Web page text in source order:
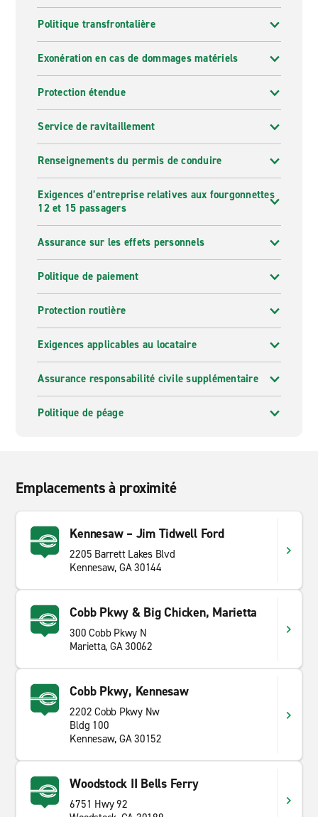
Politique transfrontalière
Exonération en cas de dommages matériels
Protection étendue
Service de ravitaillement
Renseignements du permis de conduire
Exigences d’entreprise relatives aux fourgonnettes
12 et 15 passagers
Assurance sur les effets personnels
Politique de paiement
Protection routière
Exigences applicables au locataire
Assurance responsabilité civile supplémentaire
Politique de péage
Emplacements à proximité
Kennesaw – Jim Tidwell Ford
2205 Barrett Lakes Blvd
Kennesaw, GA 30144
Cobb Pkwy & Big Chicken, Marietta
300 Cobb Pkwy N
Marietta, GA 30062
Cobb Pkwy, Kennesaw
2202 Cobb Pkwy Nw
Bldg 100
Kennesaw, GA 30152
Woodstock II Bells Ferry
6751 Hwy 92